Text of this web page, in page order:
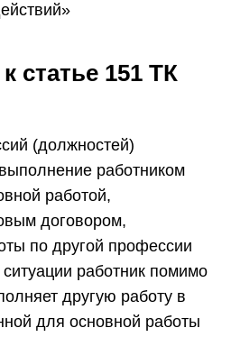
статье 151 ТК
(должностей)
работником
работой,
договором,
по другой профессии
работник помимо
другую работу в
для основной работы